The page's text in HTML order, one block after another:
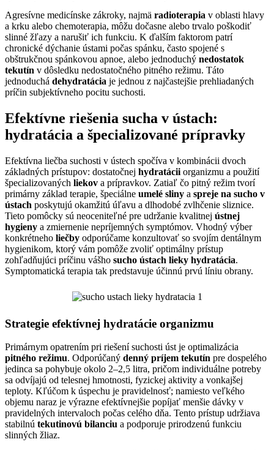
Agresívne medicínske zákroky, najmä radioterapia v oblasti hlavy
a krku alebo chemoterapia, môžu dočasne alebo trvalo poškodiť
slinné žľazy a narušiť ich funkciu. K ďalším faktorom patrí
chronické dýchanie ústami počas spánku, často spojené s
obštrukčnou spánkovou apnoe, alebo jednoduchý nedostatok
tekutín v dôsledku nedostatočného pitného režimu. Táto
jednoduchá dehydratácia je jednou z najčastejšie prehliadaných
príčin subjektívneho pocitu suchosti.
Efektívne riešenia sucha v ústach:
hydratácia a špecializované prípravky
Efektívna liečba suchosti v ústech spočíva v kombinácii dvoch
základných prístupov: dostatočnej hydratácii organizmu a použití
špecializovaných liekov a prípravkov. Zatiaľ čo pitný režim tvorí
primárny základ terapie, špeciálne umelé sliny a spreje na sucho v
ústach poskytujú okamžitú úľavu a dlhodobé zvlhčenie sliznice.
Tieto pomôcky sú neoceniteľné pre udržanie kvalitnej ústnej
hygieny a zmiernenie nepríjemných symptómov. Vhodný výber
konkrétneho liečby odporúčame konzultovať so svojím dentálnym
hygienikom, ktorý vám pomôže zvoliť optimálny prístup
zohľadňujúci príčinu vášho sucho ústach lieky hydratácia.
Symptomatická terapia tak predstavuje účinnú prvú líniu obrany.
Strategie efektívnej hydratácie organizmu
Primárnym opatrením pri riešení suchosti úst je optimalizácia
pitného režimu. Odporúčaný denný príjem tekutín pre dospelého
jedinca sa pohybuje okolo 2–2,5 litra, pričom individuálne potreby
sa odvíjajú od telesnej hmotnosti, fyzickej aktivity a vonkajšej
teploty. Kľúčom k úspechu je pravidelnosť; namiesto veľkého
objemu naraz je výrazne efektívnejšie popíjať menšie dávky v
pravidelných intervaloch počas celého dňa. Tento prístup udržiava
stabilnú tekutinovú bilanciu a podporuje prirodzenú funkciu
slinných žliaz.